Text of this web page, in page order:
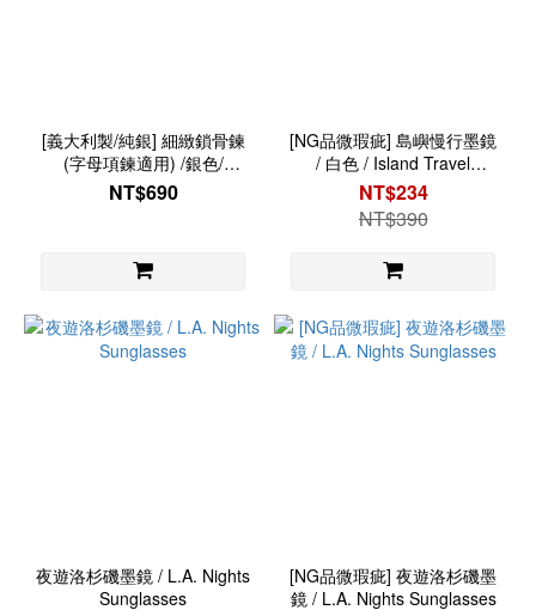
[義大利製/純銀] 細緻鎖骨鍊
(字母項鍊適用) /銀色/
Detailed Necklace
NT$690
[NG品微瑕疵] 島嶼慢行墨鏡
/ 白色 / Island Travel
Sunglasses
NT$234
NT$390
夜遊洛杉磯墨鏡 / L.A. Nights
Sunglasses
[NG品微瑕疵] 夜遊洛杉磯墨
鏡 / L.A. Nights Sunglasses